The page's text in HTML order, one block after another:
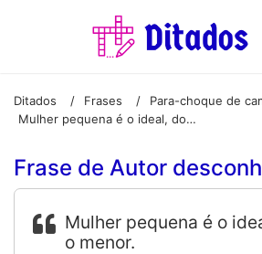
Ditados / Frases / Para-choque de
Mulher pequena é o ideal, dos males o menor.
Frase de Autor
Mulher pequena é o
o menor.